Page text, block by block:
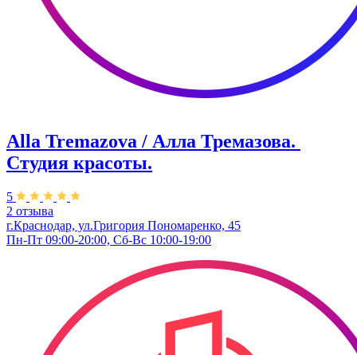
Alla Tremazova / Алла Тремазова. ​
Студия красоты.
5
2 отзыва
г.Краснодар, ул.​Григория Пономаренко, 45
Пн-Пт 09:00-20:00, Сб-Вс 10:00-19:00